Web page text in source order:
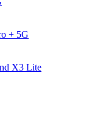
+ 5G
X3 Lite